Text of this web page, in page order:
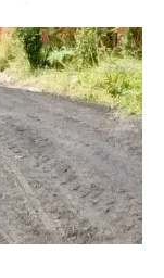
приняла
будет два